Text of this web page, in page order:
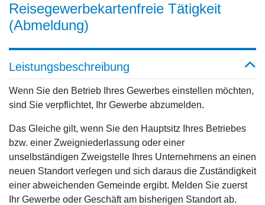
Reisegewerbekartenfreie Tätigkeit
(Abmeldung)
Leistungsbeschreibung
Wenn Sie den Betrieb Ihres Gewerbes einstellen möchten,
sind Sie verpflichtet, Ihr Gewerbe abzumelden.
Das Gleiche gilt, wenn Sie den Hauptsitz Ihres Betriebes
bzw. einer Zweigniederlassung oder einer
unselbständigen Zweigstelle Ihres Unternehmens an einen
neuen Standort verlegen und sich daraus die Zuständigkeit
einer abweichenden Gemeinde ergibt. Melden Sie zuerst
Ihr Gewerbe oder Geschäft am bisherigen Standort ab.